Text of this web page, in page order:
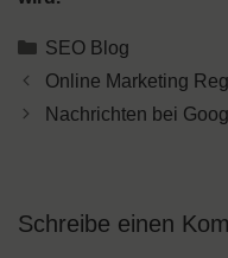
Kategorien
SEO Blog
Online Marketing
Nachrichten bei
Schreibe einen